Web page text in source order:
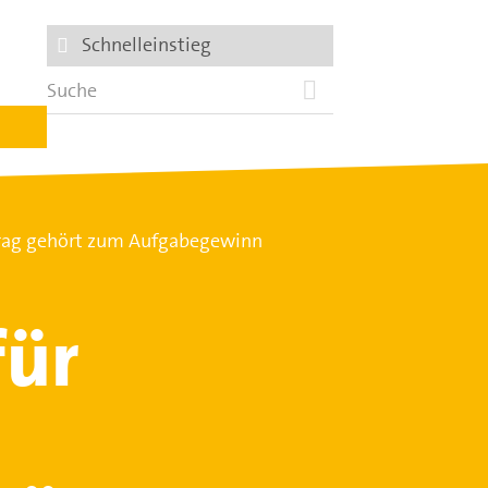
Schnelleinstieg
gehört zum Aufgabegewinn